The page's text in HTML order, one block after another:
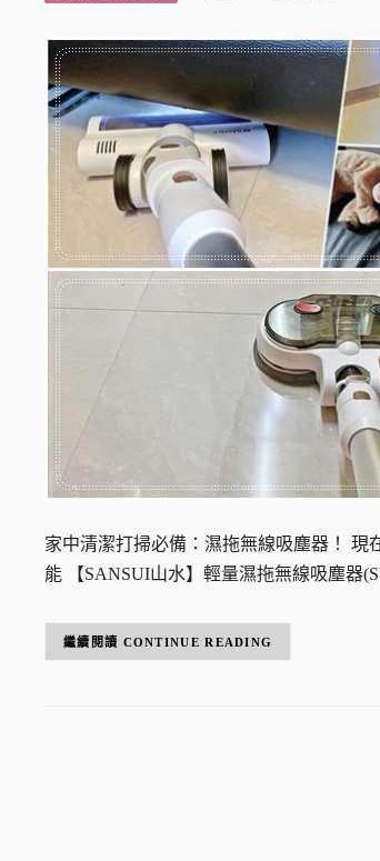
家中清潔打掃必備：濕拖無線吸塵器！
能 【SANSUI山水】輕量濕拖無線吸塵器
CONTINUE READING